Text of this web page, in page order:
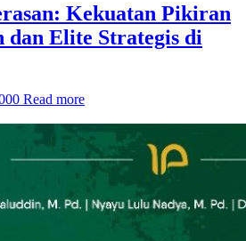
Kekuatan Pikiran
dan Elite Strategis di
Read more